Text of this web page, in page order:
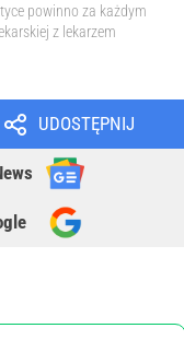
powinno za każdym
z lekarzem
UDOSTĘPNIJ